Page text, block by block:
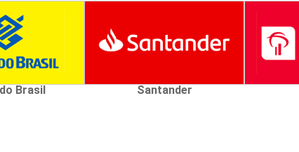
Brasil Santander